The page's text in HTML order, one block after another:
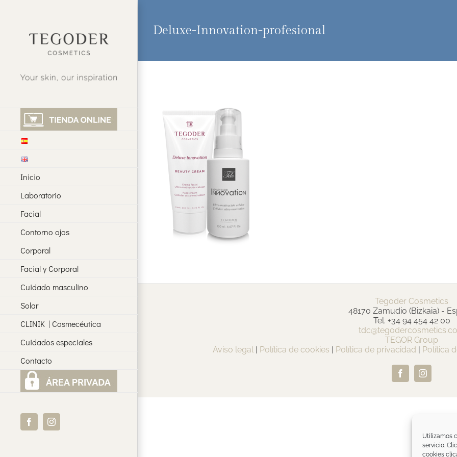
Utilizamos
servicio.
cookies
Inicio
Laboratorio
Facial
Contorno ojos
Corporal
Facial y Corporal
Cuidado masculino
Solar
CLINIK | Cosmecéutica
Cuidados especiales
Contacto
FacebookInstagram
Deluxe-Innovation-profesional
Tegoder Cosmetics
48170 Zamudio (Bizkaia) -
Tel. +34 94 454 42 00
TEGOR Group
Aviso legal | Política de cookies | Política de privacidad | Política
FacebookInstagram